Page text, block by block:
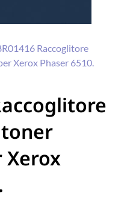
Raccoglitore
Xerox Phaser 6510.